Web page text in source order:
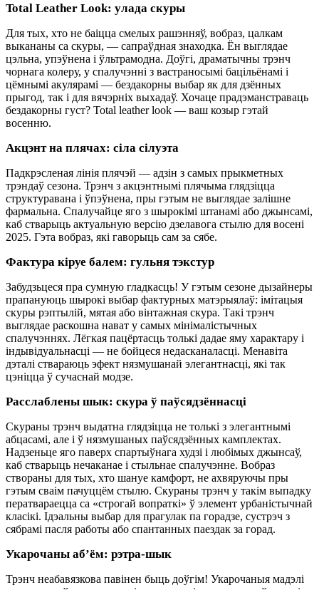
Total Leather Look: улада скуры
Для тых, хто не баіцца смелых рашэнняў, вобраз, цалкам
выкананы са скуры, — сапраўдная знаходка. Ён выглядае
цэльна, упэўнена і ўльтрамодна. Доўгі, драматычны трэнч
чорнага колеру, у спалучэнні з вастраносымі бацільёнамі і
цёмнымі акулярамі — бездакорны выбар як для дзённых
прыгод, так і для вячэрніх выхадаў. Хочаце прадэманстраваць
бездакорны густ? Total leather look — ваш козыр гэтай
восенню.
Акцэнт на плячах: сіла сілуэта
Падкрэсленая лінія плячэй — адзін з самых прыкметных
трэндаў сезона. Трэнч з акцэнтнымі плячыма глядзіцца
структуравана і ўпэўнена, пры гэтым не выглядае залішне
фармальна. Спалучайце яго з шырокімі штанамі або джынсамі,
каб стварыць актуальную версію дзелавога стылю для восені
2025. Гэта вобраз, які гаворыць сам за сябе.
Фактура кіруе балем: гульня тэкстур
Забудзьцеся пра сумную гладкасць! У гэтым сезоне дызайнеры
прапануюць шырокі выбар фактурных матэрыялаў: імітацыя
скуры рэптылій, мятая або вінтажная скура. Такі трэнч
выглядае раскошна нават у самых мінімалістычных
спалучэннях. Лёгкая пацёртасць толькі дадае яму характару і
індывідуальнасці — не бойцеся недасканаласці. Менавіта
дэталі ствараюць эфект нязмушанай элегантнасці, які так
цэніцца ў сучаснай модзе.
Расслаблены шык: скура ў паўсядзённасці
Скураны трэнч выдатна глядзіцца не толькі з элегантнымі
абцасамі, але і ў нязмушаных паўсядзённых камплектах.
Надзеньце яго паверх спартыўнага худзі і любімых джынсаў,
каб стварыць нечаканае і стыльнае спалучэнне. Вобраз
створаны для тых, хто шануе камфорт, не ахвяруючы пры
гэтым сваім пачуццём стылю. Скураны трэнч у такім выпадку
ператвараецца са «строгай вопраткі» ў элемент урбаністычнай
класікі. Ідэальны выбар для прагулак па горадзе, сустрэч з
сябрамі пасля работы або спантанных паездак за горад.
Укарочаны аб’ём: рэтра-шык
Трэнч неабавязкова павінен быць доўгім! Укарочаныя мадэлі